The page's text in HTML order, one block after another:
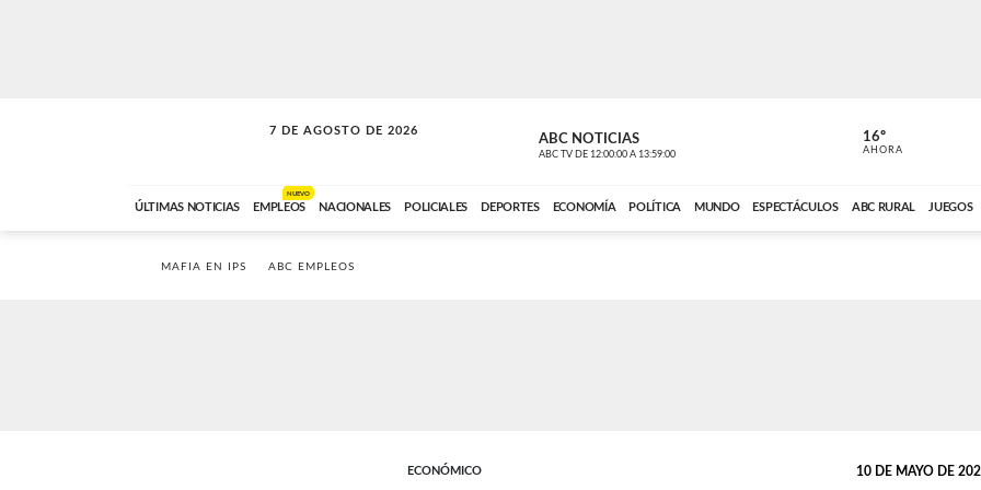
7 DE AGOSTO DE 2026
A DE LA TARDE ABC NOTICIAS
ABC TV DE 12:00:00 A 13:59:00 ABC CARDINAL
16º
AHORA
ÚLTIMAS NOTICIAS EMPLEOS
NUEVO
NACIONALES POLICIALES DEPORTES ECONOMÍA POLÍTICA MUNDO ESPECTÁCULOS ABC RURAL JUEGOS
MAFIA EN IPS ABC EMPLEOS
ECONÓMICO 10 DE MAYO DE